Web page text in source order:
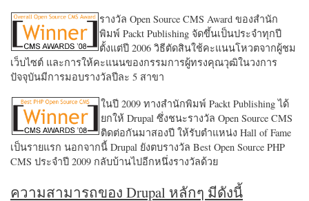
รางวัล Open Source CMS Award ของสำนัก
พิมพ์ Packt Publishing จัดขึ้นเป็นประจำทุกปี
ตั้งแต่ปี 2006 วิธีตัดสินใช้คะแนนโหวตจากผู้ชม
เว็บไซต์ และการให้คะแนนของกรรมการผู้ทรงคุณวุฒิในวงการ
ปัจจุบันมีการมอบรางวัลปีละ 5 สาขา
ในปี 2009 ทางสำนักพิมพ์ Packt Publishing ได้
ยกให้ Drupal ซึ่งชนะรางวัล Open Source CMS
ติดต่อกันมาสองปี ให้รับตำแหน่ง Hall of Fame
เป็นรายแรก นอกจากนี้ Drupal ยังตบรางวัล Best Open Source PHP
CMS ประจำปี 2009 กลับบ้านไปอีกหนึ่งรางวัลด้วย
ความสามารถของ Drupal หลักๆ มีดังนี้